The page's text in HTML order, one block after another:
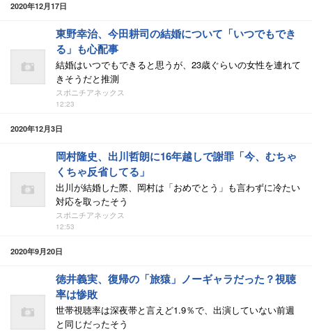
2020年12月17日
東野幸治、今田耕司の結婚について「いつでもでき
る」も心配事
結婚はいつでもできると思うが、23歳ぐらいの女性を連れて
きそうだと推測
スポニチアネックス
12:23
2020年12月3日
岡村隆史、出川哲朗に16年越しで謝罪「今、むちゃ
くちゃ反省してる」
出川が結婚した際、岡村は「おめでとう」も言わずに冷たい
対応を取ったそう
スポニチアネックス
12:53
2020年9月20日
徳井義実、復帰の「旅猿」ノーギャラだった？視聴
率は惨敗
世帯視聴率は深夜帯と言えど1.9％で、出演していない前週
と同じだったそう